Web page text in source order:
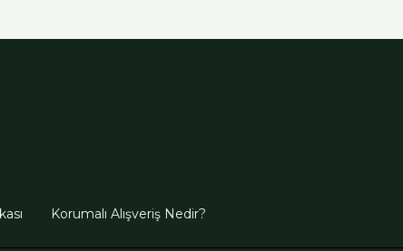
Korumalı Alışveriş Nedir?